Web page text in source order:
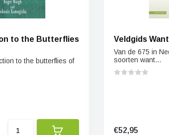
to the Butterflies
to the butterflies of
Veldgids
Van de 675 in
soorten want...
€52,95